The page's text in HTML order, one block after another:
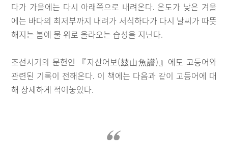
다가 가을에는 다시 아래쪽으로 내려온다. 온도가 낮은 겨울
에는 바다의 최저부까지 내려가 서식하다가 다시 날씨가 따뜻
해지는 봄에 물 위로 올라오는 습성을 지닌다.
조선시기의 문헌인 『자산어보(玆山魚譜)』에도 고등어와
관련된 기록이 전해온다. 이 책에는 다음과 같이 고등어에 대
해 상세하게 적어놓았다.